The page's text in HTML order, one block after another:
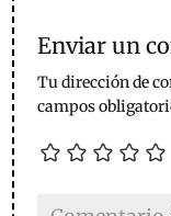
Enviar un
Tu dirección de
campos